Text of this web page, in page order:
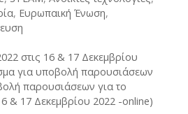
, Ευρωπαική Ένωση,
στις 16 & 17 Δεκεμβρίου
για υποβολή παρουσιάσεων
παρουσιάσεων για το
& 17 Δεκεμβρίου 2022 -online)